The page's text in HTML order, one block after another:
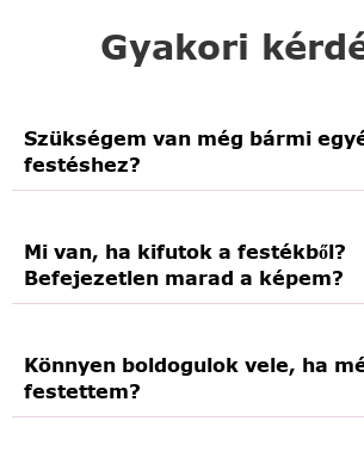
Gyakori
Szükségem van még bármi
festéshez?
Mi van, ha kifutok a festékből?
Befejezetlen marad a képem?
Könnyen boldogulok vele, ha
festettem?